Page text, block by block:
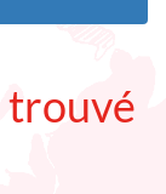
trouvé